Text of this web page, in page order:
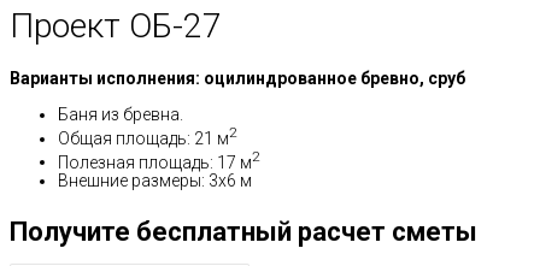
Проект ОБ-27
Варианты исполнения: оцилиндрованное бревно, сруб
Баня из бревна.
Общая площадь: 21 м2
Полезная площадь: 17 м2
Внешние размеры: 3х6 м
Получите бесплатный расчет сметы